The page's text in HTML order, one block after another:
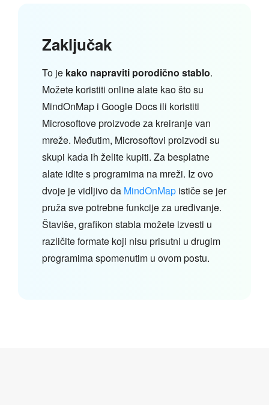
Zaključak
To je kako napraviti porodično stablo.
Možete koristiti online alate kao što su
MindOnMap i Google Docs ili koristiti
Microsoftove proizvode za kreiranje van
mreže. Međutim, Microsoftovi proizvodi su
skupi kada ih želite kupiti. Za besplatne
alate idite s programima na mreži. Iz ovo
dvoje je vidljivo da MindOnMap ističe se jer
pruža sve potrebne funkcije za uređivanje.
Štaviše, grafikon stabla možete izvesti u
različite formate koji nisu prisutni u drugim
programima spomenutim u ovom postu.